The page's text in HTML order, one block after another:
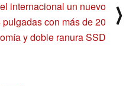
internacional un nuevo
con más de 20
y doble ranura SSD
⟩